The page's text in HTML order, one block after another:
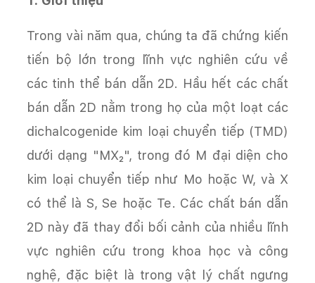
Trong vài năm qua, chúng ta đã chứng kiến
tiến bộ lớn trong lĩnh vực nghiên cứu về
các tinh thể bán dẫn 2D. Hầu hết các chất
bán dẫn 2D nằm trong họ của một loạt các
dichalcogenide kim loại chuyển tiếp (TMD)
dưới dạng "MX₂", trong đó M đại diện cho
kim loại chuyển tiếp như Mo hoặc W, và X
có thể là S, Se hoặc Te. Các chất bán dẫn
2D này đã thay đổi bối cảnh của nhiều lĩnh
vực nghiên cứu trong khoa học và công
nghệ, đặc biệt là trong vật lý chất ngưng